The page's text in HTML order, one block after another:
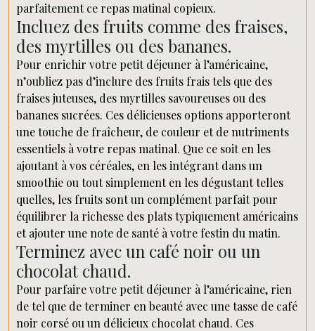
parfaitement ce repas matinal copieux.
Incluez des fruits comme des fraises,
des myrtilles ou des bananes.
Pour enrichir votre petit déjeuner à l’américaine,
n’oubliez pas d’inclure des fruits frais tels que des
fraises juteuses, des myrtilles savoureuses ou des
bananes sucrées. Ces délicieuses options apporteront
une touche de fraîcheur, de couleur et de nutriments
essentiels à votre repas matinal. Que ce soit en les
ajoutant à vos céréales, en les intégrant dans un
smoothie ou tout simplement en les dégustant telles
quelles, les fruits sont un complément parfait pour
équilibrer la richesse des plats typiquement américains
et ajouter une note de santé à votre festin du matin.
Terminez avec un café noir ou un
chocolat chaud.
Pour parfaire votre petit déjeuner à l’américaine, rien
de tel que de terminer en beauté avec une tasse de café
noir corsé ou un délicieux chocolat chaud. Ces